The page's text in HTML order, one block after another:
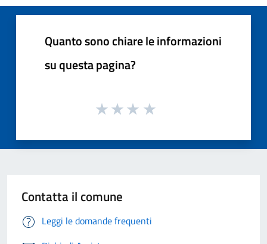
Quanto sono chiare le informazioni
su questa pagina?
Contatta il comune
Leggi le domande frequenti